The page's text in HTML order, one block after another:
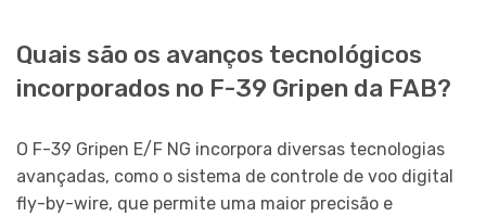
Quais são os avanços tecnológicos
incorporados no F-39 Gripen da FAB?
O F-39 Gripen E/F NG incorpora diversas tecnologias
avançadas, como o sistema de controle de voo digital
fly-by-wire, que permite uma maior precisão e